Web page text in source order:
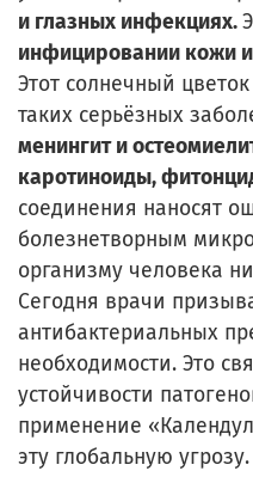
и глазных инфекциях.
инфицировании кожи
Этот солнечный
таких серьёзных
менингит и
каротиноиды,
соединения наносят
болезнетворным
организму человека
Сегодня врачи
антибактериальных
необходимости. Это
устойчивости
применение
эту глобальную угрозу.